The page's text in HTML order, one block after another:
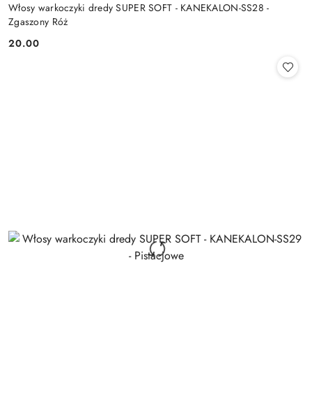
Włosy warkoczyki dredy SUPER SOFT - KANEKALON-SS28 -
Zgaszony Róż
Cena:
20.00